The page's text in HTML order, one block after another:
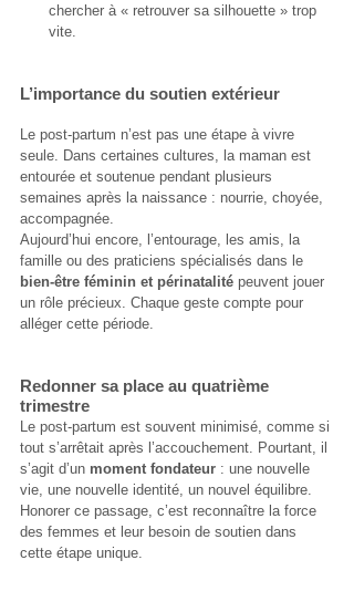
chercher à « retrouver sa silhouette » trop
vite.
L’importance du soutien extérieur
Le post-partum n’est pas une étape à vivre
seule. Dans certaines cultures, la maman est
entourée et soutenue pendant plusieurs
semaines après la naissance : nourrie, choyée,
accompagnée.
Aujourd’hui encore, l’entourage, les amis, la
famille ou des praticiens spécialisés dans le
bien-être féminin et périnatalité peuvent jouer
un rôle précieux. Chaque geste compte pour
alléger cette période.
Redonner sa place au quatrième
trimestre
Le post-partum est souvent minimisé, comme si
tout s’arrêtait après l’accouchement. Pourtant, il
s’agit d’un moment fondateur : une nouvelle
vie, une nouvelle identité, un nouvel équilibre.
Honorer ce passage, c’est reconnaître la force
des femmes et leur besoin de soutien dans
cette étape unique.